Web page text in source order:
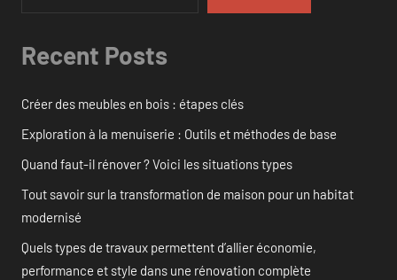
Recent Posts
Créer des meubles en bois : étapes clés
Exploration à la menuiserie : Outils et méthodes de base
Quand faut-il rénover ? Voici les situations types
Tout savoir sur la transformation de maison pour un habitat
modernisé
Quels types de travaux permettent d’allier économie,
performance et style dans une rénovation complète